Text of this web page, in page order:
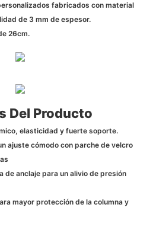
fabricados con material
de 3 mm de espesor.
26cm.
Del Producto
elasticidad y fuerte soporte.
ajuste cómodo con parche de velcro
anclaje para un alivio de presión
mayor protección de la columna y